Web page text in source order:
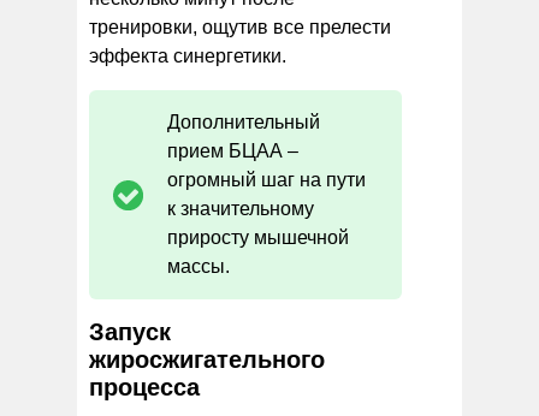
тренировки, ощутив все прелести
эффекта синергетики.
Дополнительный
прием БЦАА –
огромный шаг на пути
к значительному
приросту мышечной
массы.
Запуск
жиросжигательного
процесса